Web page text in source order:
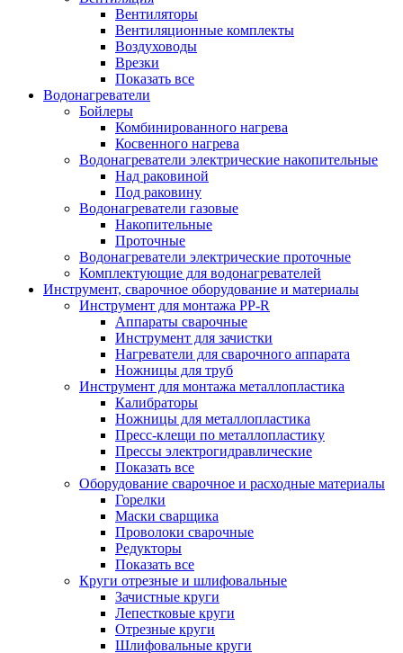
Вентиляторы
Вентиляционные комплекты
Воздуховоды
Врезки
Показать все
Водонагреватели
Бойлеры
Комбинированного нагрева
Косвенного нагрева
Водонагреватели электрические накопительные
Над раковиной
Под раковину
Водонагреватели газовые
Накопительные
Проточные
Водонагреватели электрические проточные
Комплектующие для водонагревателей
Инструмент, сварочное оборудование и материалы
Инструмент для монтажа PP-R
Аппараты сварочные
Инструмент для зачистки
Нагреватели для сварочного аппарата
Ножницы для труб
Инструмент для монтажа металлопластика
Калибраторы
Ножницы для металлопластика
Пресс-клещи по металлопластику
Прессы электрогидравлические
Показать все
Оборудование сварочное и расходные материалы
Горелки
Маски сварщика
Проволоки сварочные
Редукторы
Показать все
Круги отрезные и шлифовальные
Зачистные круги
Лепестковые круги
Отрезные круги
Шлифовальные круги